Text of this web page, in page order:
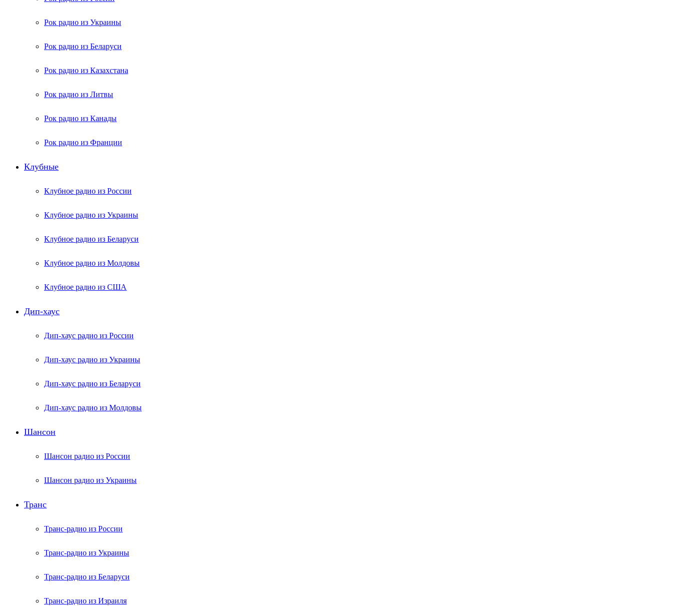
Рок радио из Украины
Рок радио из Беларуси
Рок радио из Казахстана
Рок радио из Литвы
Рок радио из Канады
Рок радио из Франции
Клубные
Клубное радио из России
Клубное радио из Украины
Клубное радио из Беларуси
Клубное радио из Молдовы
Клубное радио из США
Дип-хаус
Дип-хаус радио из России
Дип-хаус радио из Украины
Дип-хаус радио из Беларуси
Дип-хаус радио из Молдовы
Шансон
Шансон радио из России
Шансон радио из Украины
Транс
Транс-радио из России
Транс-радио из Украины
Транс-радио из Беларуси
Транс-радио из Израиля